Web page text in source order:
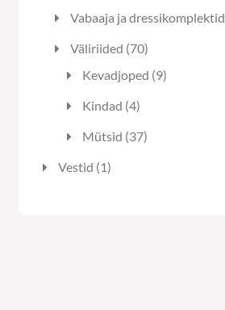
Vabaaja ja dressikomplektid
Väliriided 7070
toodet
Kevadjoped 99
Kindad 44
Mütsid 3737
Vestid 11